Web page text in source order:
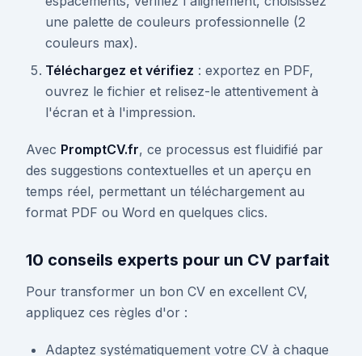
une palette de couleurs professionnelle (2
couleurs max).
Téléchargez et vérifiez : exportez en PDF,
ouvrez le fichier et relisez-le attentivement à
l'écran et à l'impression.
Avec PromptCV.fr, ce processus est fluidifié par
des suggestions contextuelles et un aperçu en
temps réel, permettant un téléchargement au
format PDF ou Word en quelques clics.
10 conseils experts pour un CV parfait
Pour transformer un bon CV en excellent CV,
appliquez ces règles d'or :
Adaptez systématiquement votre CV à chaque